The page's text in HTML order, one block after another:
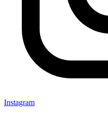
Instagram